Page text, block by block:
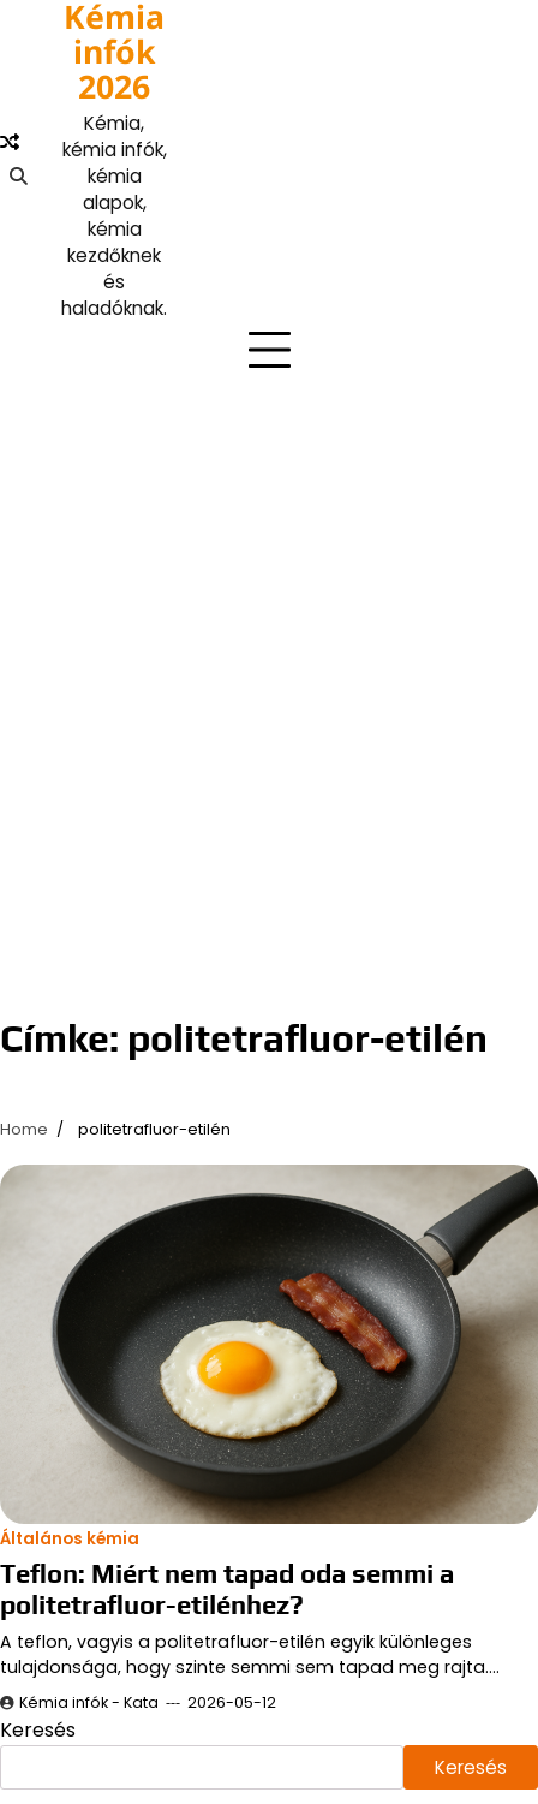
Kémia
infók
2026
Kémia,
kémia infók,
kémia
alapok,
kémia
kezdőknek
és
haladóknak.
Címke: politetrafluor-etilén
Home politetrafluor-etilén
Általános kémia
Teflon: Miért nem tapad oda semmi a
politetrafluor-etilénhez?
A teflon, vagyis a politetrafluor-etilén egyik különleges
tulajdonsága, hogy szinte semmi sem tapad meg rajta.…
Kémia infók - Kata 2026-05-12
Keresés
Keresés